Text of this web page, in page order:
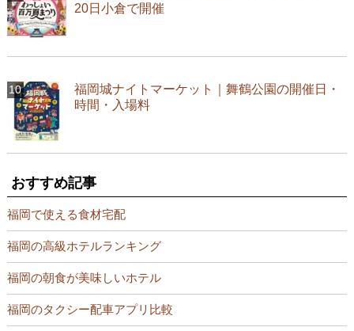
20日小倉で開催
福岡城ナイトマーケット｜舞鶴公園の開催日・
時間・入場料
おすすめ記事
福岡で使える食材宅配
福岡の高級ホテルランキング
福岡の朝食が美味しいホテル
福岡のタクシー配車アプリ比較